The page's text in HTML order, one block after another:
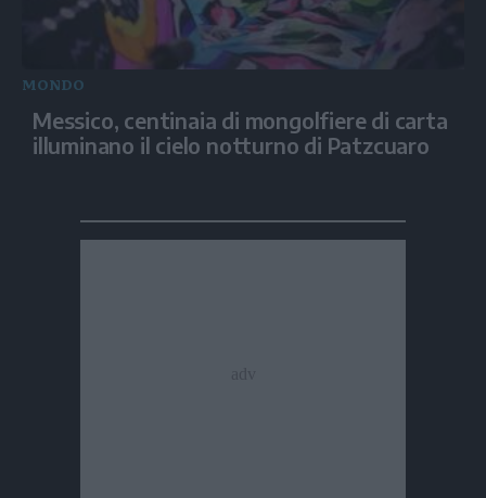
MONDO
Messico, centinaia di mongolfiere di carta
illuminano il cielo notturno di Patzcuaro